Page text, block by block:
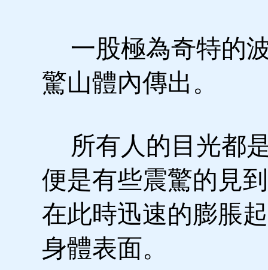
一股極為奇特的
驚山體內傳出。
所有人的目光都
便是有些震驚的見
在此時迅速的膨脹
身體表面。